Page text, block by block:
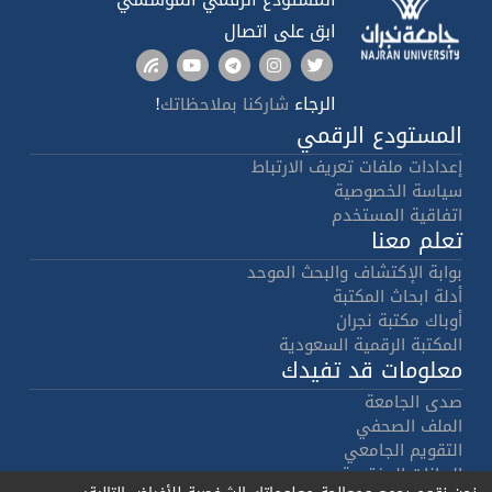
ابق على اتصال
الرجاء شاركنا بملاحظاتك!
المستودع الرقمي
إعدادات ملفات تعريف الارتباط
سياسة الخصوصية
اتفاقية المستخدم
تعلم معنا
بوابة الإكتشاف والبحث الموحد
أدلة ابحاث المكتبة
أوباك مكتبة نجران
المكتبة الرقمية السعودية
معلومات قد تفيدك
صدى الجامعة
الملف الصحفي
التقويم الجامعي
البيانات المفتوحة